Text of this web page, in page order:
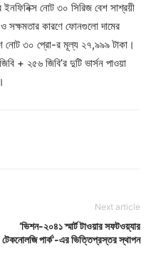
নোট ৩০ সিরিজ বেশ সাশ্রয়ী
ও সক্ষমতার কারণে ফোনগুলো দামের
নোট ৩০ প্রো-র মূল্য ২৭,৯৯৯ টাকা।
+ ২৫৬ জিবি’র দুটি ভার্সন পাওয়া
Next article
‘ভিশন-২০৪১ স্মার্ট টাওয়ার সফটওয়্যার
টেকনোলজি পার্ক’-এর ভিত্তিপ্রস্তর স্থাপন